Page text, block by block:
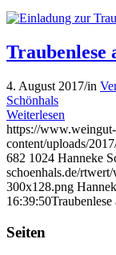
Traubenlese
4. August 2017/in
Schönhals
Weiterlesen
https://
content/uploads/
682 1024 Hanneke
schoenhals.de/
300x128.png
16:39:50Traubenlese
Seiten